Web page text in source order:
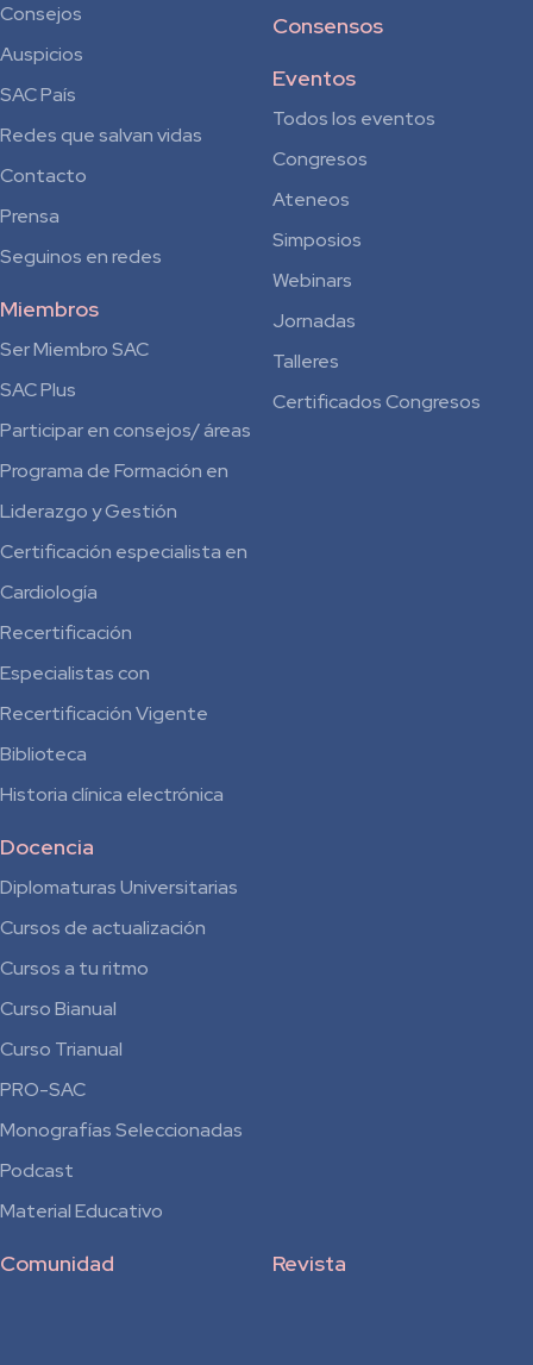
Consejos
Auspicios
SAC País
Redes que salvan vidas
Contacto
Prensa
Seguinos en redes
Miembros
Ser Miembro SAC
SAC Plus
Participar en consejos/ áreas
Programa de Formación en
Liderazgo y Gestión
Certificación especialista en
Cardiología
Recertificación
Especialistas con
Recertificación Vigente
Biblioteca
Historia clínica electrónica
Docencia
Diplomaturas Universitarias
Cursos de actualización
Cursos a tu ritmo
Curso Bianual
para
Residentes
Curso Trianual
PRO-SAC
Monografías Seleccionadas
Podcast
Material Educativo
Consensos
Eventos
Todos los eventos
Congresos
Ateneos
Simposios
Webinars
Jornadas
Talleres
Certificados Congresos
Revista
Comunidad